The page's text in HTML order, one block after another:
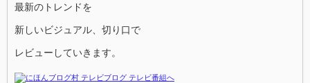
最新のトレンドを
新しいビジュアル、切り口で
レビューしていきます。